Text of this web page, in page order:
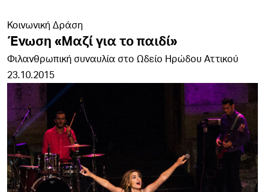
Κοινωνική Δράση
Ένωση «Μαζί για το παιδί»
Φιλανθρωπική συναυλία στο Ωδείο Ηρώδου Αττικού
23.10.2015